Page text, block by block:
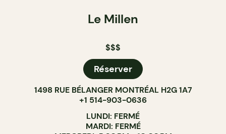
Le Millen
$$$
Réserver
1498 RUE BÉLANGER MONTRÉAL H2G 1A7
+1 514-903-0636
LUNDI: FERMÉ
MARDI: FERMÉ